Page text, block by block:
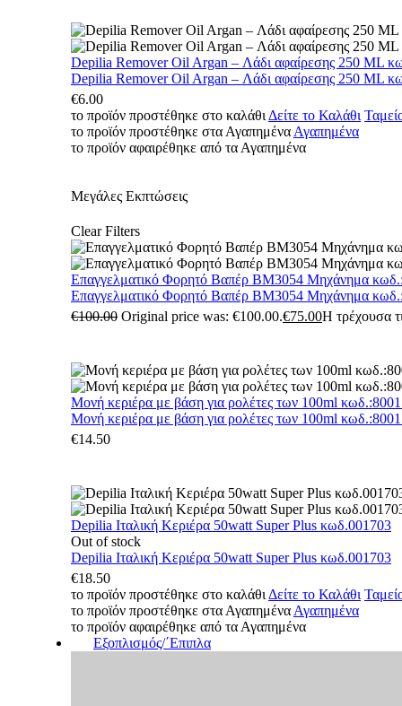
Depilia Remover Oil Argan – Λάδι αφαίρεσης 250 ML
Depilia Remover Oil Argan – Λάδι αφαίρεσης 250 ML
€6.00
το προϊόν προστέθηκε στο καλάθι Δείτε το Καλάθι
το προϊόν προστέθηκε στα Αγαπημένα Αγαπημένα
το προϊόν αφαιρέθηκε από τα Αγαπημένα
Μεγάλες Εκπτώσεις
Clear Filters
Επαγγελματικό Φορητό Βαπέρ BM3054 Μηχάνημα
Επαγγελματικό Φορητό Βαπέρ BM3054 Μηχάνημα
€100.00 Original price was: €100.00.€75.00Η τρέχουσα
Μονή κεριέρα με βάση για ρολέτες των 100ml
Μονή κεριέρα με βάση για ρολέτες των 100ml
€14.50
Depilia Ιταλική Κεριέρα 50watt Super Plus κωδ.001703
Out of stock
Depilia Ιταλική Κεριέρα 50watt Super Plus κωδ.001703
€18.50
το προϊόν προστέθηκε στο καλάθι Δείτε το Καλάθι
το προϊόν προστέθηκε στα Αγαπημένα Αγαπημένα
το προϊόν αφαιρέθηκε από τα Αγαπημένα
Εξοπλισμός/΄Επιπλα